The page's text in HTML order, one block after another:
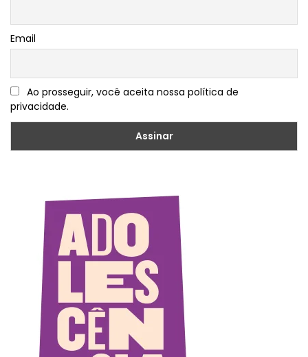
Email
Ao prosseguir, você aceita nossa política de
privacidade.